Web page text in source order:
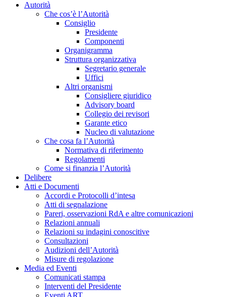
Autorità
Che cos’è l’Autorità
Consiglio
Presidente
Componenti
Organigramma
Struttura organizzativa
Segretario generale
Uffici
Altri organismi
Consigliere giuridico
Advisory board
Collegio dei revisori
Garante etico
Nucleo di valutazione
Che cosa fa l’Autorità
Normativa di riferimento
Regolamenti
Come si finanzia l’Autorità
Delibere
Atti e Documenti
Accordi e Protocolli d’intesa
Atti di segnalazione
Pareri, osservazioni RdA e altre comunicazioni
Relazioni annuali
Relazioni su indagini conoscitive
Consultazioni
Audizioni dell’Autorità
Misure di regolazione
Media ed Eventi
Comunicati stampa
Interventi del Presidente
Eventi ART